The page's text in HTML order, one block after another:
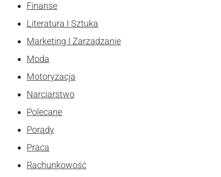
Finanse
Literatura I Sztuka
Marketing I Zarzadzanie
Moda
Motoryzacja
Narciarstwo
Polecane
Porady
Praca
Rachunkowość